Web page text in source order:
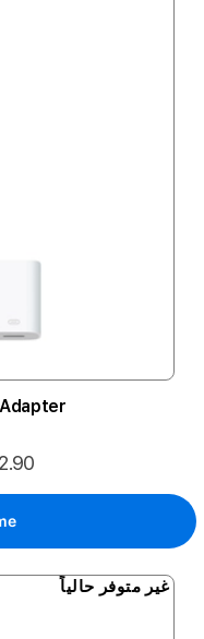
السعر
غير متوفر حالياً